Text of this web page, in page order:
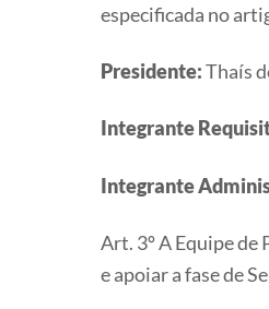
especificada no
Presidente:Thaís
Integrante
Integrante
Art. 3º A Equipe
e apoiar a fase de